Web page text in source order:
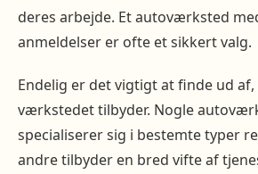
deres arbejde. Et autoværksted
anmeldelser er ofte et sikkert valg.
Endelig er det vigtigt at finde ud
værkstedet tilbyder. Nogle
specialiserer sig i bestemte typer
andre tilbyder en bred vifte af